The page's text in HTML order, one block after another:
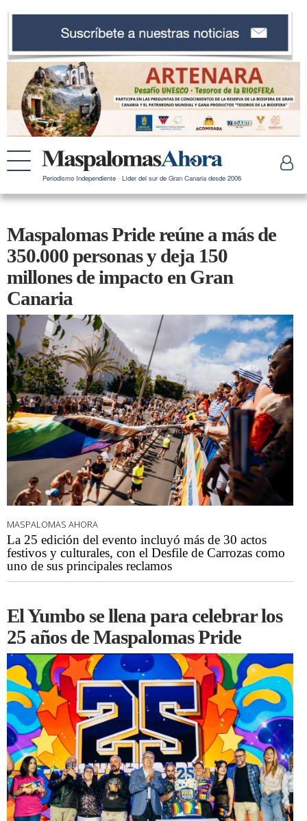
Periodismo Independiente · Líder del sur de Gran Canaria desde 2006
Maspalomas Pride reúne a más de
350.000 personas y deja 150
millones de impacto en Gran
Canaria
MASPALOMAS AHORA
La 25 edición del evento incluyó más de 30 actos
festivos y culturales, con el Desfile de Carrozas como
uno de sus principales reclamos
El Yumbo se llena para celebrar los
25 años de Maspalomas Pride